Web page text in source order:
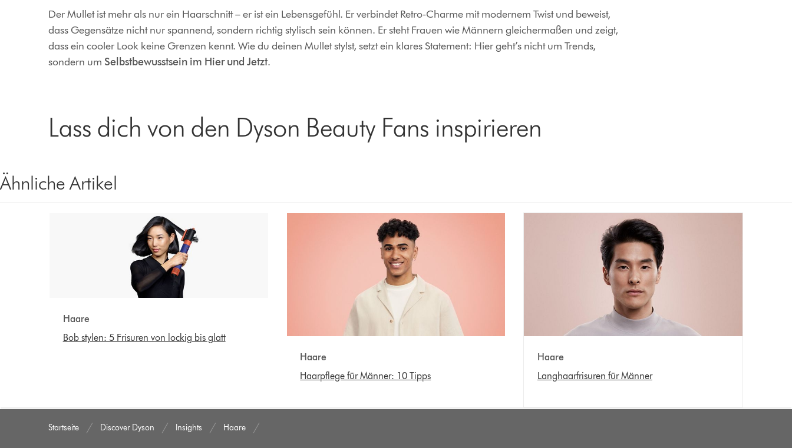
Der Mullet ist mehr als nur ein Haarschnitt – er ist ein Lebensgefühl. Er verbindet Retro-Charme mit modernem Twist und beweist,
dass Gegensätze nicht nur spannend, sondern richtig stylisch sein können. Er steht Frauen wie Männern gleichermaßen und zeigt,
dass ein cooler Look keine Grenzen kennt. Wie du deinen Mullet stylst, setzt ein klares Statement: Hier geht’s nicht um Trends,
sondern um Selbstbewusstsein im Hier und Jetzt.
Lass dich von den Dyson Beauty Fans inspirieren
buttonbutton
will
buttonbutton
will
Ähnliche Artikel
Haare
Bob stylen: 5 Frisuren von lockig bis glatt
Haare
Haarpflege für Männer: 10 Tipps
Haare
Langhaarfrisuren für Männer
Startseite Discover Dyson Insights Haare